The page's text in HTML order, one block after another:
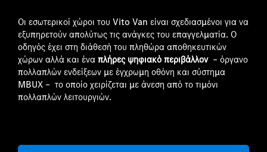
Οι εσωτερικοί χώροι του Vito Van είναι σχεδιασμένοι για να
εξυπηρετούν απολύτως τις ανάγκες του επαγγελματία. Ο
οδηγός έχει στη διάθεσή του πληθώρα αποθηκευτικών
χώρων αλλά και ένα πλήρες ψηφιακό περιβάλλον– όργανο
πολλαπλών ενδείξεων με έγχρωμη οθόνη και σύστημα
MBUX – το οποίο χειρίζεται με άνεση από το τιμόνι
πολλαπλών λειτουργιών.